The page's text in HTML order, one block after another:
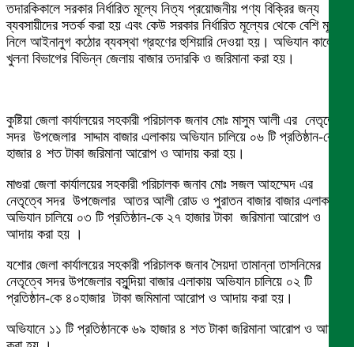
তদারকিকালে সরকার নির্ধারিত মূল্যে নিত্য প্রয়োজনীয় পণ্য বিক্রির জন্য
ব্যবসায়ীদের সতর্ক করা হয় এবং কেউ সরকার নির্ধারিত মূল্যের থেকে বেশি মূল্য
নিলে আইনানুগ কঠোর ব্যবস্থা গ্রহণের হুশিয়ারি দেওয়া হয়। অভিযান কালে
খুলনা বিভাগের বিভিন্ন জেলায় বাজার তদারকি ও জরিমানা করা হয়।
কুষ্টিয়া জেলা কার্যালয়ের সহকারী পরিচালক জনাব মোঃ মাসুম আলী এর নেতৃত্বে
সদর উপজেলার সাদ্দাম বাজার এলাকায় অভিযান চালিয়ে ০৬ টি প্রতিষ্ঠান-কে ২
হাজার ৪ শত টাকা জরিমানা আরোপ ও আদায় করা হয়।
মাগুরা জেলা কার্যালয়ের সহকারী পরিচালক জনাব মোঃ সজল আহম্মেদ এর
নেতৃত্বে সদর উপজেলার আতর আলী রোড ও পুরাতন বাজার বাজার এলাকায়
অভিযান চালিয়ে ০৩ টি প্রতিষ্ঠান-কে ২৭ হাজার টাকা জরিমানা আরোপ ও
আদায় করা হয় ।
যশোর জেলা কার্যালয়ের সহকারী পরিচালক জনাব সৈয়দা তামান্না তাসনিমের
নেতৃত্বে সদর উপজেলার বসুন্দিয়া বাজার এলাকায় অভিযান চালিয়ে ০২ টি
প্রতিষ্ঠান-কে ৪০হাজার টাকা জমিমানা আরোপ ও আদায় করা হয়।
অভিযানে ১১ টি প্রতিষ্ঠানকে ৬৯ হাজার ৪ শত টাকা জরিমানা আরোপ ও আদায়